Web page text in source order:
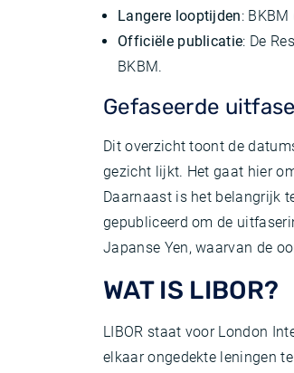
Langere looptijden:
Officiële publicatie: De
BKBM.
Gefaseerde
Dit overzicht toont de
gezicht lijkt. Het gaat hier
Daarnaast is het belangrijk
gepubliceerd om de
Japanse Yen, waarvan de
WAT IS LIBOR?
LIBOR staat voor London
elkaar ongedekte leningen